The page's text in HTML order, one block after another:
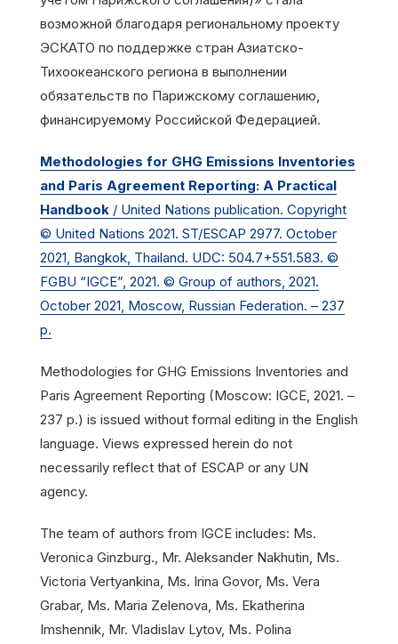
возможной благодаря региональному проекту
ЭСКАТО по поддержке стран Азиатско-
Тихоокеанского региона в выполнении
обязательств по Парижскому соглашению,
финансируемому Российской Федерацией.
Methodologies for GHG Emissions Inventories
and Paris Agreement Reporting: A Practical
Handbook / United Nations publication. Copyright
© United Nations 2021. ST/ESCAP 2977. October
2021, Bangkok, Thailand. UDC: 504.7+551.583. ©
FGBU “IGCE”, 2021. © Group of authors, 2021.
October 2021, Moscow, Russian Federation. – 237
p.
Methodologies for GHG Emissions Inventories and
Paris Agreement Reporting (Moscow: IGCE, 2021. –
237 p.) is issued without formal editing in the English
language. Views expressed herein do not
necessarily reflect that of ESCAP or any UN
agency.
The team of authors from IGCE includes: Ms.
Veronica Ginzburg., Mr. Aleksander Nakhutin, Ms.
Victoria Vertyankina, Ms. Irina Govor, Ms. Vera
Grabar, Ms. Maria Zelenova, Ms. Ekatherina
Imshennik, Mr. Vladislav Lytov, Ms. Polina